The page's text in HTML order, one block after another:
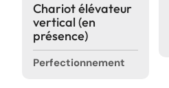
Chariot élévateur
vertical (en
présence)
Perfectionnement